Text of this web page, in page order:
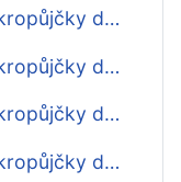
Mikropůjčky do 10000 Kč
Mikropůjčky do 11000 Kč
Mikropůjčky do 12000 Kč
Mikropůjčky do 13000 Kč